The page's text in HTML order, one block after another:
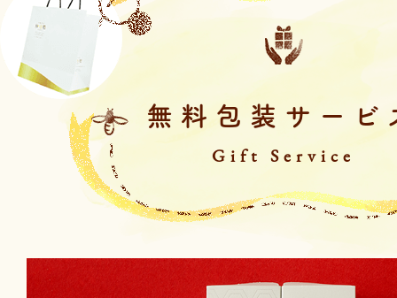
無料包装サービ
Gift Service